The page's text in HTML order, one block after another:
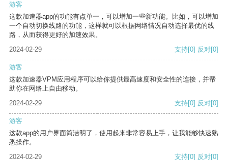
游客
这款加速器app的功能有点单一，可以增加一些新功能。比如，可以增加
一个自动切换线路的功能，这样就可以根据网络情况自动选择最优的线
路，从而获得更好的加速效果。
2024-02-29
支持[0] 反对[0]
游客
这款加速器VPM应用程序可以给你提供最高速度和安全性的连接，并帮
助你在网络上自由移动。
2024-02-29
支持[0] 反对[0]
游客
这款app的用户界面简洁明了，使用起来非常容易上手，让我能够快速熟
悉操作。
2024-02-29
支持[0] 反对[0]